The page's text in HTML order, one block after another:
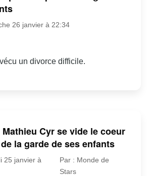
26 janvier à 22:34
un divorce difficile.
Mathieu Cyr se vide le coeur
la garde de ses enfants
25 janvier à
Par : Monde de
Stars